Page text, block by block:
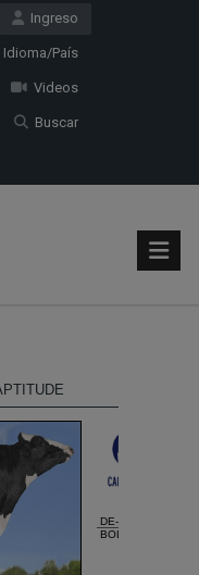
Ingreso
Idioma/País
Videos
Buscar